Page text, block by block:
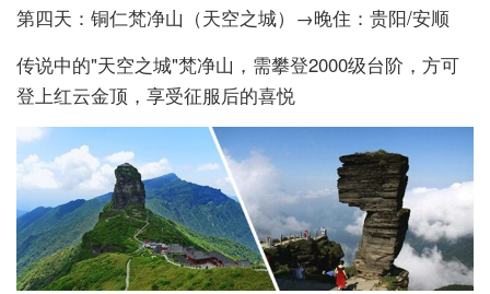
第四天：铜仁梵净山（天空之城）→晚住：贵阳/安顺
传说中的"天空之城"梵净山，需攀登2000级台阶，方可
登上红云金顶，享受征服后的喜悦